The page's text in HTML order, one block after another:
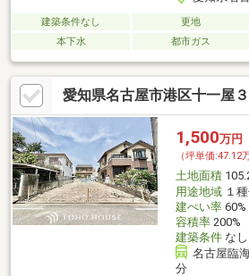
建築条件なし 更地
本下水
都市ガス
愛知県名古屋市港区十一屋
1,500万円
（坪単価:47.12
土地面積
用途地域１種
建ぺい率60%
容積率200%
建築条件なし
名古屋臨
分